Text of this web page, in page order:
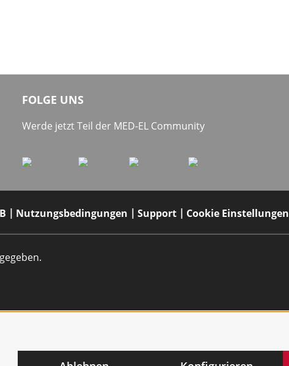
FOLGE UNS
Werde jetzt Teil der MED-EL Community
Nutzungsbedingungen Support Cookie Einstellungen